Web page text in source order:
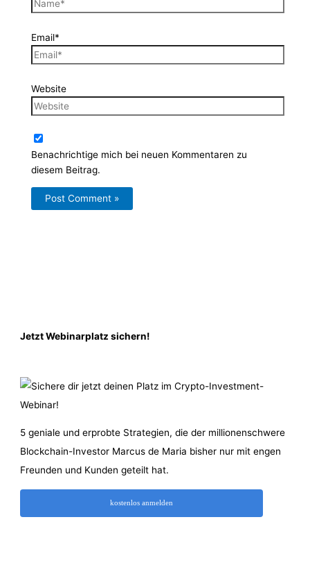
Email*
Website
Benachrichtige mich bei neuen Kommentaren zu
diesem Beitrag.
Jetzt Webinarplatz sichern!
5 geniale und erprobte Strategien, die der millionenschwere
Blockchain-Investor Marcus de Maria bisher nur mit engen
Freunden und Kunden geteilt hat.
kostenlos anmelden